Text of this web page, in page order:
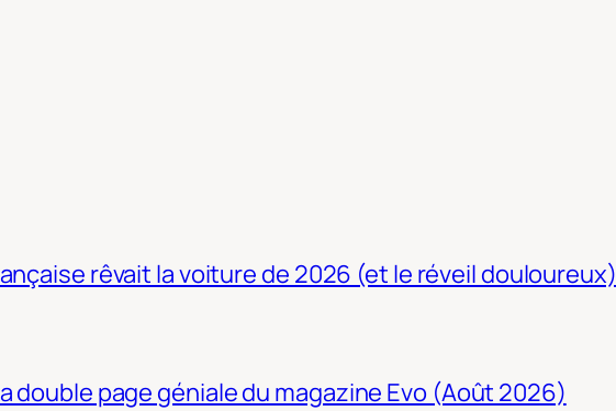
rêvait la voiture de 2026 (et le réveil douloureux)
double page géniale du magazine Evo (Août 2026)